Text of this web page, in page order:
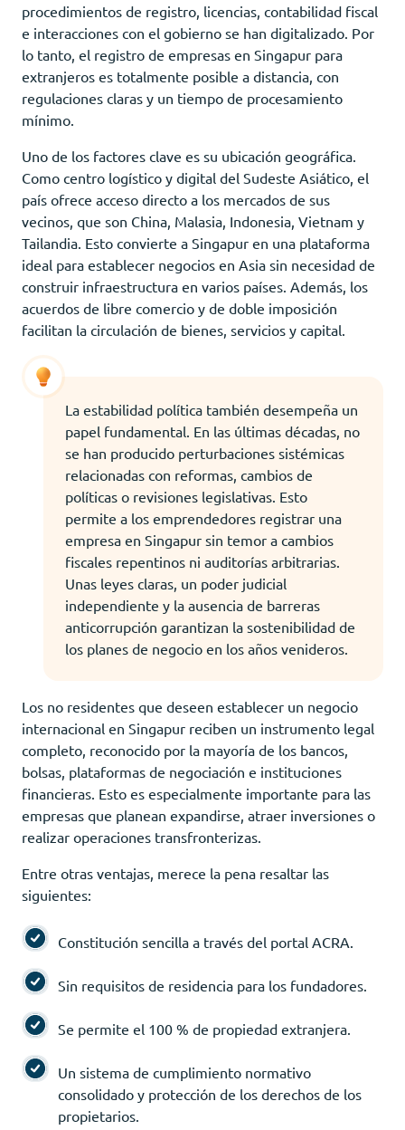
procedimientos de registro, licencias, contabilidad fiscal
e interacciones con el gobierno se han digitalizado. Por
lo tanto, el registro de empresas en Singapur para
extranjeros es totalmente posible a distancia, con
regulaciones claras y un tiempo de procesamiento
mínimo.
Uno de los factores clave es su ubicación geográfica.
Como centro logístico y digital del Sudeste Asiático, el
país ofrece acceso directo a los mercados de sus
vecinos, que son China, Malasia, Indonesia, Vietnam y
Tailandia. Esto convierte a Singapur en una plataforma
ideal para establecer negocios en Asia sin necesidad de
construir infraestructura en varios países. Además, los
acuerdos de libre comercio y de doble imposición
facilitan la circulación de bienes, servicios y capital.
La estabilidad política también desempeña un
papel fundamental. En las últimas décadas, no
se han producido perturbaciones sistémicas
relacionadas con reformas, cambios de
políticas o revisiones legislativas. Esto
permite a los emprendedores registrar una
empresa en Singapur sin temor a cambios
fiscales repentinos ni auditorías arbitrarias.
Unas leyes claras, un poder judicial
independiente y la ausencia de barreras
anticorrupción garantizan la sostenibilidad de
los planes de negocio en los años venideros.
Los no residentes que deseen establecer un negocio
internacional en Singapur reciben un instrumento legal
completo, reconocido por la mayoría de los bancos,
bolsas, plataformas de negociación e instituciones
financieras. Esto es especialmente importante para las
empresas que planean expandirse, atraer inversiones o
realizar operaciones transfronterizas.
Entre otras ventajas, merece la pena resaltar las
siguientes:
Constitución sencilla a través del portal ACRA.
Sin requisitos de residencia para los fundadores.
Se permite el 100 % de propiedad extranjera.
Un sistema de cumplimiento normativo
consolidado y protección de los derechos de los
propietarios.